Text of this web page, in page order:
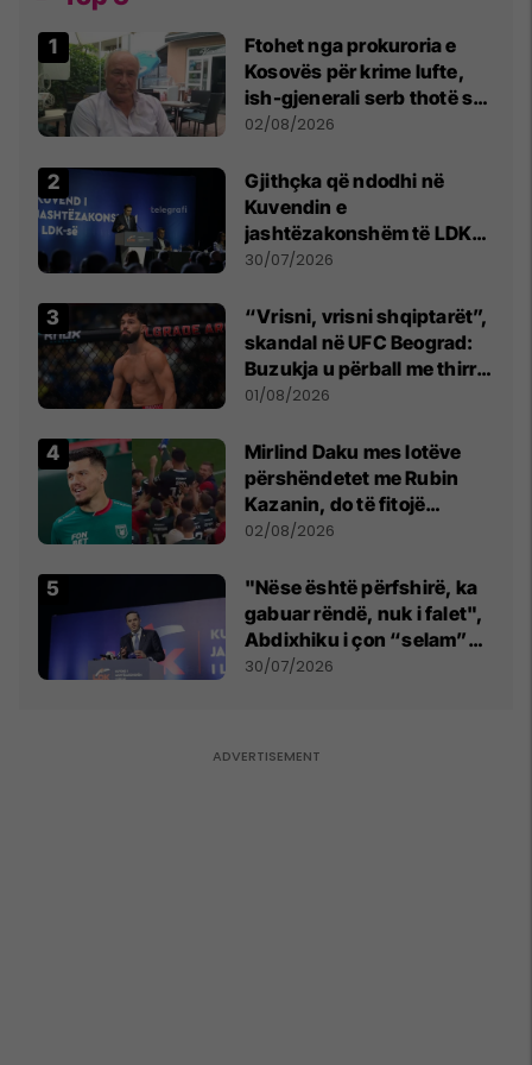
Ftohet nga prokuroria e
Kosovës për krime lufte,
ish-gjenerali serb thotë se
dikush e tradhtoi në
02/08/2026
Gjithçka që ndodhi në
Kuvendin e
jashtëzakonshëm të LDK-
së
30/07/2026
“Vrisni, vrisni shqiptarët”,
skandal në UFC Beograd:
Buzukja u përball me thirrje
anti-shqiptare nga
01/08/2026
Mirlind Daku mes lotëve
përshëndetet me Rubin
Kazanin, do të fitojë
miliona te Spartak Moska
02/08/2026
"Nëse është përfshirë, ka
gabuar rëndë, nuk i falet",
Abdixhiku i çon “selam”
Përparim Ramës
30/07/2026